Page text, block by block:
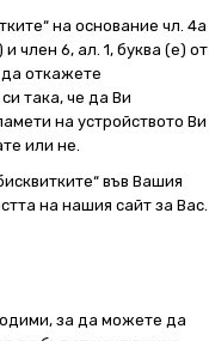
на основание чл. 4а
член 6, ал. 1, буква (е) от
да откажете
така, че да Ви
на устройството Ви
или не.
във Вашия
на нашия сайт за Вас.
за да можете да